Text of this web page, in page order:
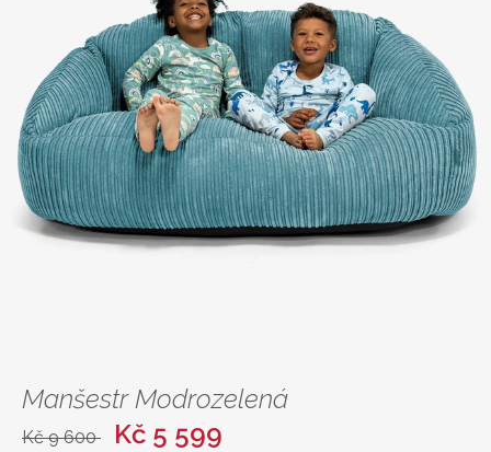
Manšestr Modrozelená
Kč 9 600 Kč 5 599